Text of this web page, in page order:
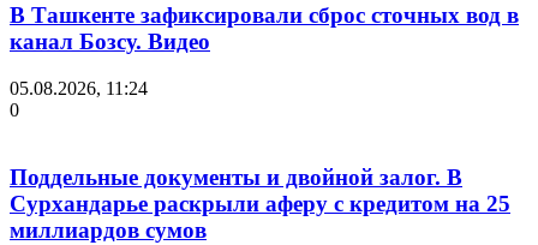
В Ташкенте зафиксировали сброс сточных вод в
канал Бозсу. Видео
05.08.2026, 11:24
0
Поддельные документы и двойной залог. В
Сурхандарье раскрыли аферу с кредитом на 25
миллиардов сумов